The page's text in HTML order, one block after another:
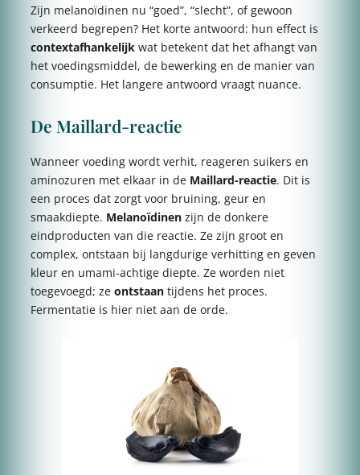
Zijn melanoïdinen nu “goed”, “slecht”, of gewoon
verkeerd begrepen? Het korte antwoord: hun effect is
contextafhankelijk wat betekent dat het afhangt van
het voedingsmiddel, de bewerking en de manier van
consumptie. Het langere antwoord vraagt nuance.
De Maillard-reactie
Wanneer voeding wordt verhit, reageren suikers en
aminozuren met elkaar in de Maillard-reactie. Dit is
een proces dat zorgt voor bruining, geur en
smaakdiepte. Melanoïdinen zijn de donkere
eindproducten van die reactie. Ze zijn groot en
complex, ontstaan bij langdurige verhitting en geven
kleur en umami-achtige diepte. Ze worden niet
toegevoegd; ze ontstaan tijdens het proces.
Fermentatie is hier niet aan de orde.